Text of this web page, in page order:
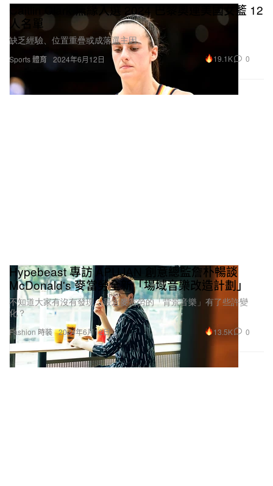
Sports 體育
Caitlin Clark 無緣入選 2024 巴黎奧運美國女籃 12
人名單
缺乏經驗、位置重疊或成落選主因。
2024年6月12日 19.1K 0
Fashion 時裝
Hypebeast 專訪 APUJAN 創意總監詹朴暢談
McDonald's 麥當勞全新「場域音樂改造計劃」
不知道大家有沒有發現，最近麥當勞的「背景音樂」有了些許變
化？
2024年6月12日 13.5K 0